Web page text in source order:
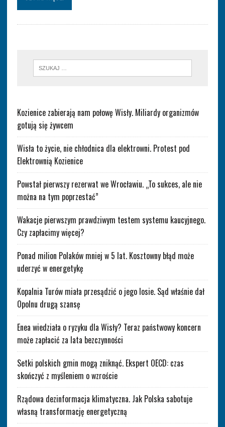
Kozienice zabierają nam połowę Wisły. Miliardy organizmów
gotują się żywcem
Wisła to życie, nie chłodnica dla elektrowni. Protest pod
Elektrownią Kozienice
Powstał pierwszy rezerwat we Wrocławiu. „To sukces, ale nie
można na tym poprzestać”
Wakacje pierwszym prawdziwym testem systemu kaucyjnego.
Czy zapłacimy więcej?
Ponad milion Polaków mniej w 5 lat. Kosztowny błąd może
uderzyć w energetykę
Kopalnia Turów miała przesądzić o jego losie. Sąd właśnie dał
Opolnu drugą szansę
Enea wiedziała o ryzyku dla Wisły? Teraz państwowy koncern
może zapłacić za lata bezczynności
Setki polskich gmin mogą zniknąć. Ekspert OECD: czas
skończyć z myśleniem o wzroście
Rządowa dezinformacja klimatyczna. Jak Polska sabotuje
własną transformację energetyczną